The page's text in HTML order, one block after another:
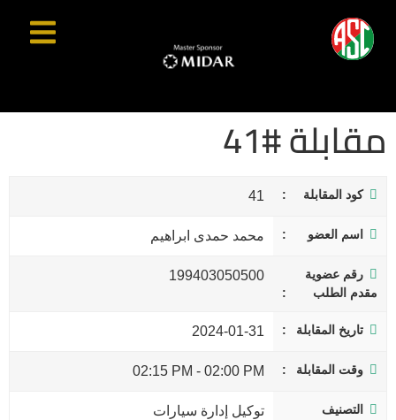
مقابلة #41
كود المقابلة 41
اسم العضو محمد حمدى ابراهيم
رقم عضوية
مقدم الطلب
199403050500
تاريخ المقابلة 2024-01-31
وقت المقابلة 02:00 PM
-
02:15 PM
التصنيف
توكيل إدارة سيارات